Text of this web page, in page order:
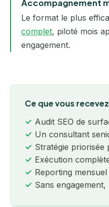
Accompagnement
Le format le plus
complet, piloté mois
engagement.
Ce que vous recevez
Audit SEO de
Un consultant
Stratégie priorisée
Exécution
Reporting
Sans engagement,